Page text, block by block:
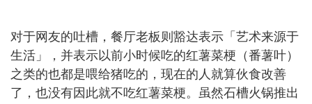
对于网友的吐槽，餐厅老板则豁达表示「艺术来源于
生活」，并表示以前小时候吃的红薯菜梗（番薯叶）
之类的也都是喂给猪吃的，现在的人就算伙食改善
了，也没有因此就不吃红薯菜梗。虽然石槽火锅推出